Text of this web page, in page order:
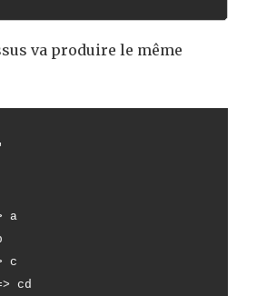
va produire le même
a
c
=> cd